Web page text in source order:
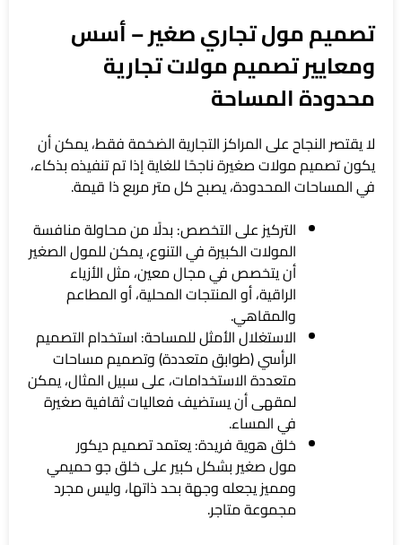
تصميم مول تجاري صغير – أسس
ومعايير تصميم مولات تجارية
محدودة المساحة
لا يقتصر النجاح على المراكز التجارية الضخمة فقط، يمكن أن
يكون تصميم مولات صغيرة ناجحًا للغاية إذا تم تنفيذه بذكاء،
في المساحات المحدودة، يصبح كل متر مربع ذا قيمة.
التركيز على التخصص: بدلًا من محاولة منافسة
المولات الكبيرة في التنوع، يمكن للمول الصغير
أن يتخصص في مجال معين، مثل الأزياء
الراقية، أو المنتجات المحلية، أو المطاعم
والمقاهي.
الاستغلال الأمثل للمساحة: استخدام التصميم
الرأسي (طوابق متعددة) وتصميم مساحات
متعددة الاستخدامات، على سبيل المثال، يمكن
لمقهى أن يستضيف فعاليات ثقافية صغيرة
في المساء.
خلق هوية فريدة: يعتمد تصميم ديكور
مول صغير بشكل كبير على خلق جو حميمي
ومميز يجعله وجهة بحد ذاتها، وليس مجرد
مجموعة متاجر.